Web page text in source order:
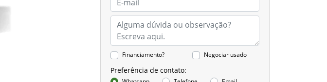
Financiamento? Negociar usado
Preferência de contato: